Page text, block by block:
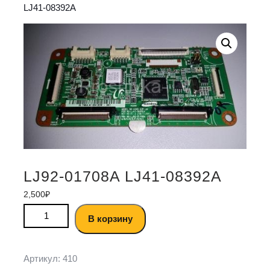
LJ41-08392A
LJ92-01708A LJ41-08392A
2,500₽
В корзину
Артикул: 410